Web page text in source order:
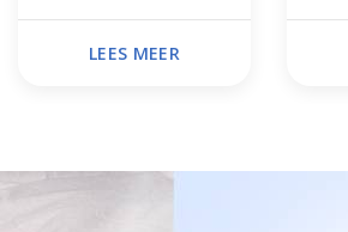
LEES MEER